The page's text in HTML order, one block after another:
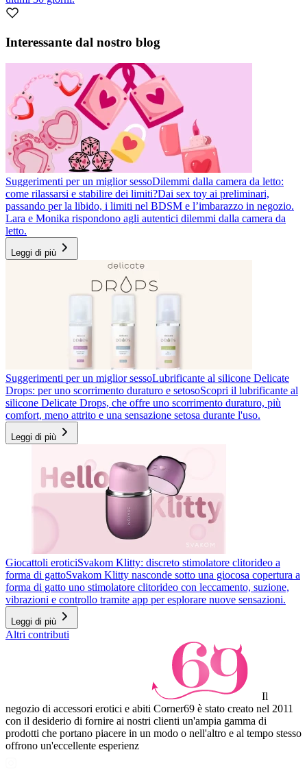
Interessante dal nostro blog
Suggerimenti per un miglior sessoDilemmi dalla camera da letto:
come rilassarsi e stabilire dei limiti?Dai sex toy ai preliminari,
passando per la libido, i limiti nel BDSM e l’imbarazzo in negozio.
Lara e Monika rispondono agli autentici dilemmi dalla camera da
letto.
Leggi di più
Suggerimenti per un miglior sessoLubrificante al silicone Delicate
Drops: per uno scorrimento duraturo e setosoScopri il lubrificante al
silicone Delicate Drops, che offre uno scorrimento duraturo, più
comfort, meno attrito e una sensazione setosa durante l'uso.
Leggi di più
Giocattoli eroticiSvakom Klitty: discreto stimolatore clitorideo a
forma di gattoSvakom Klitty nasconde sotto una giocosa copertura a
forma di gatto uno stimolatore clitorideo con leccamento, suzione,
vibrazioni e controllo tramite app per esplorare nuove sensazioni.
Leggi di più
Altri contributi
Il
negozio di accessori erotici e abiti Corner69 è stato creato nel 2011
con il desiderio di fornire ai nostri clienti un'ampia gamma di
prodotti che portano piacere in un modo o nell'altro e al tempo stesso
offrono un'eccellente esperienz